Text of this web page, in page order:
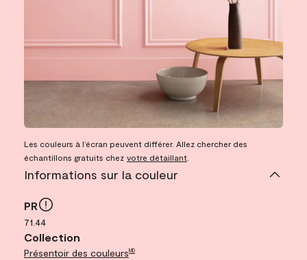
Les couleurs à l’écran peuvent différer. Allez chercher des
échantillons gratuits chez votre détaillant
Informations sur la couleur
PR
71.44
Collection
Présentoir des couleursMD